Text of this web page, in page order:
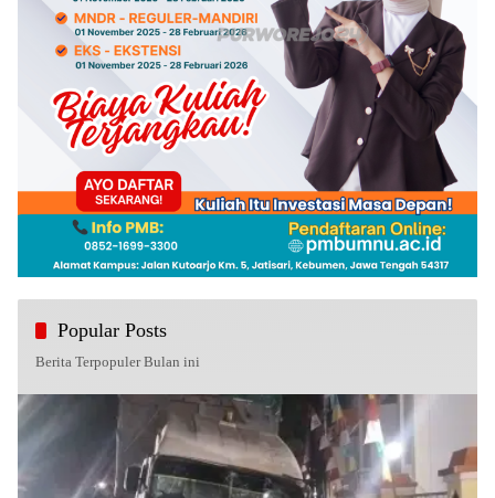
Popular Posts
Berita Terpopuler Bulan ini